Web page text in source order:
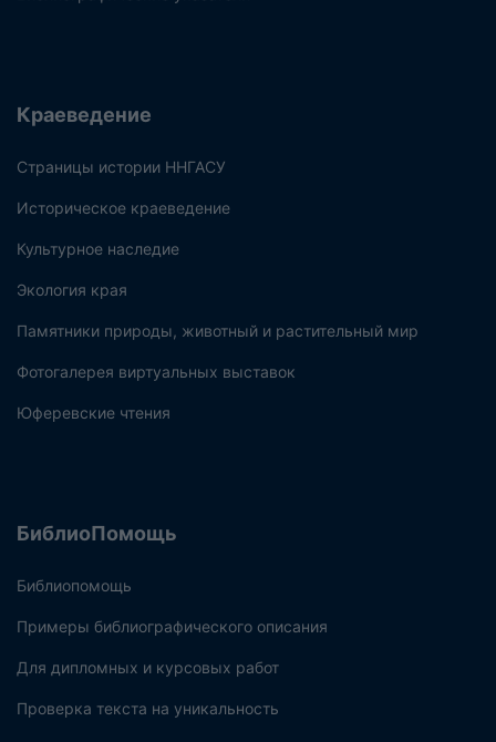
Краеведение
Страницы истории ННГАСУ
Историческое краеведение
Культурное наследие
Экология края
Памятники природы, животный и растительный мир
Фотогалерея виртуальных выставок
Юферевские чтения
БиблиоПомощь
Библиопомощь
Примеры библиографического описания
Для дипломных и курсовых работ
Проверка текста на уникальность